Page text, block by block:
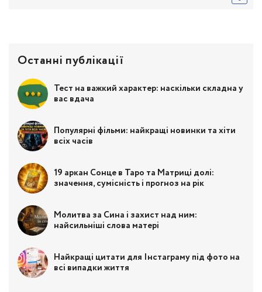
Останні публікації
Тест на важкий характер: наскільки складна у
вас вдача
Популярні фільми: найкращі новинки та хіти
всіх часів
19 аркан Сонце в Таро та Матриці долі:
значення, сумісність і прогноз на рік
Молитва за Сина і захист над ним:
найсильніші слова матері
Найкращі цитати для Інстаграму під фото на
всі випадки життя